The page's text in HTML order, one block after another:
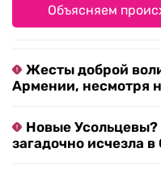
Объясняем
Жесты доброй
Армении, несмотря
Новые Усольцевы?
загадочно исчезла